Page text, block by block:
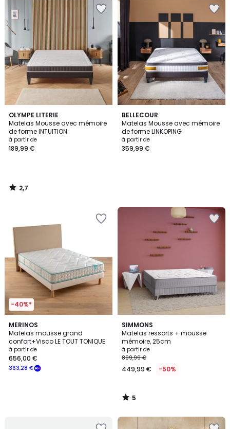
OLYMPE LITERIE
Matelas Mousse avec mémoire
de forme INTUITION
à partir de
189,99 €
2,7
/ 5
2,7
/
BELLECOUR
Matelas Mousse avec mémoire
de forme LINKOPING
à partir de
359,99 €
-40%*
MERINOS
Matelas mousse grand
confort+Visco LE TOUT TONIQUE
à partir de
363,28 €
656,00 €
SIMMONS
Matelas ressorts + mousse
mémoire, 25cm
à partir de
899,99 €
449,99 € -50%
5
/
5
5
/